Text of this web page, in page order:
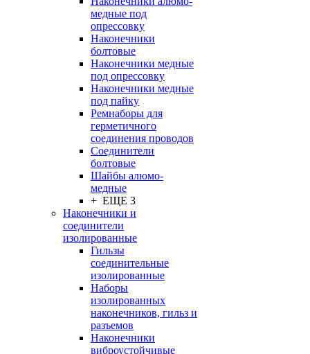
медные под
опрессовку
Наконечники
болтовые
Наконечники медные
под опрессовку
Наконечники медные
под пайку
Ремнаборы для
герметичного
соединения проводов
Соединители
болтовые
Шайбы алюмо-
медные
+ ЕЩЕ 3
Наконечники и
соединители
изолированные
Гильзы
соединительные
изолированные
Наборы
изолированных
наконечников, гильз и
разъемов
Наконечники
виброустойчивые